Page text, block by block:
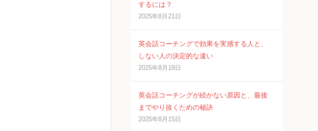
するには？
2025年8月21日
英会話コーチングで効果を実感する人と、
しない人の決定的な違い
2025年8月18日
英会話コーチングが続かない原因と、最後
までやり抜くための秘訣
2025年8月15日